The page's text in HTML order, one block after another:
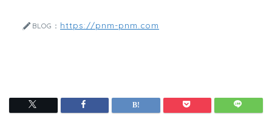
BLOG： https://pnm-pnm.com